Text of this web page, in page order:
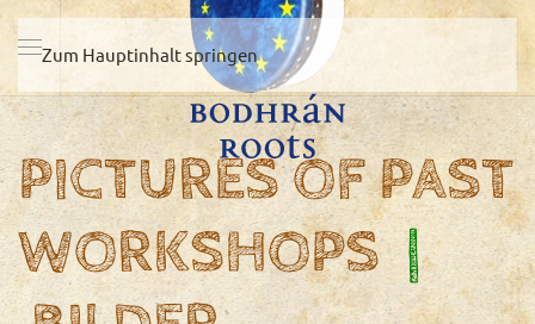
Zum Hauptinhalt springen
PICTURES OF PAST
WORKSHOPS|